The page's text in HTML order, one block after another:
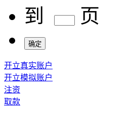
到
页
确定
开立真实账户
开立模拟账户
注资
取款